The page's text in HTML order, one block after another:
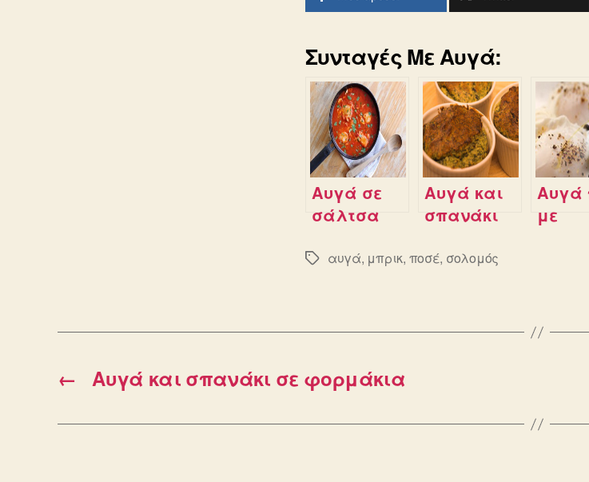
Συνταγές Με Αυγά:
Αυγά σε
σάλτσα
Αυγά και
σπανάκι
φορμάκια
Αυγά
με
Ετικέτες
αυγά, μπρικ, ποσέ, σολομός
← Αυγά και σπανάκι σε φορμάκια